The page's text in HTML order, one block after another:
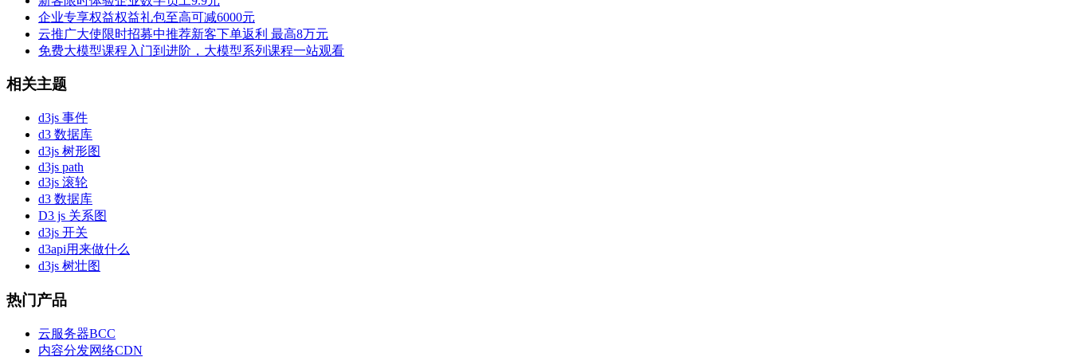
企业专享权益权益礼包至高可减6000元
云推广大使限时招募中推荐新客下单返利 最高8万元
免费大模型课程 入门到进阶，大模型系列课程一站观看
相关主题
d3js 事件
d3 数据库
d3js 树形图
d3js path
d3js 滚轮
d3 数据库
D3 js 关系图
d3js 开关
d3api用来做什么
d3js 树壮图
热门产品
云服务器BCC
内容分发网络CDN